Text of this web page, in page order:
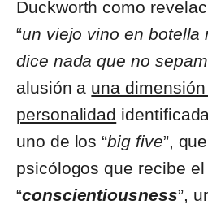
Duckworth como
“un viejo vino en botella
dice nada que no
alusión a una
personalidad
uno de los “big five”,
psicólogos que recibe
“conscientiousness”,